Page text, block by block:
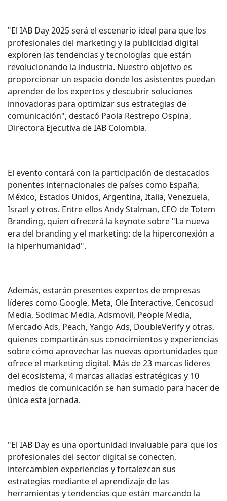
"El IAB Day 2025 será el escenario ideal para que los
profesionales del marketing y la publicidad digital
exploren las tendencias y tecnologías que están
revolucionando la industria. Nuestro objetivo es
proporcionar un espacio donde los asistentes puedan
aprender de los expertos y descubrir soluciones
innovadoras para optimizar sus estrategias de
comunicación", destacó Paola Restrepo Ospina,
Directora Ejecutiva de IAB Colombia.
El evento contará con la participación de destacados
ponentes internacionales de países como España,
México, Estados Unidos, Argentina, Italia, Venezuela,
Israel y otros. Entre ellos Andy Stalman, CEO de Totem
Branding, quien ofrecerá la keynote sobre "La nueva
era del branding y el marketing: de la hiperconexión a
la hiperhumanidad".
Además, estarán presentes expertos de empresas
líderes como Google, Meta, Ole Interactive, Cencosud
Media, Sodimac Media, Adsmovil, People Media,
Mercado Ads, Peach, Yango Ads, DoubleVerify y otras,
quienes compartirán sus conocimientos y experiencias
sobre cómo aprovechar las nuevas oportunidades que
ofrece el marketing digital. Más de 23 marcas líderes
del ecosistema, 4 marcas aliadas estratégicas y 10
medios de comunicación se han sumado para hacer de
única esta jornada.
"El IAB Day es una oportunidad invaluable para que los
profesionales del sector digital se conecten,
intercambien experiencias y fortalezcan sus
estrategias mediante el aprendizaje de las
herramientas y tendencias que están marcando la